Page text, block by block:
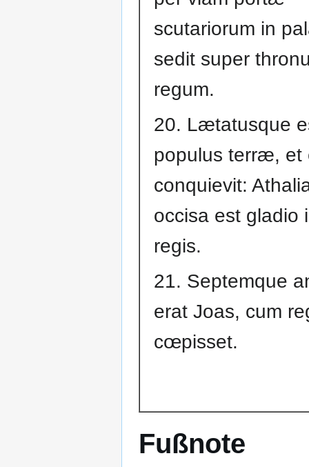
scutariorum in
sedit super
regum.
20. Lætatusque
populus terræ, et
conquievit:
occisa est gladio
regis.
21. Septemque
erat Joas, cum
cœpisset.
Fußnote